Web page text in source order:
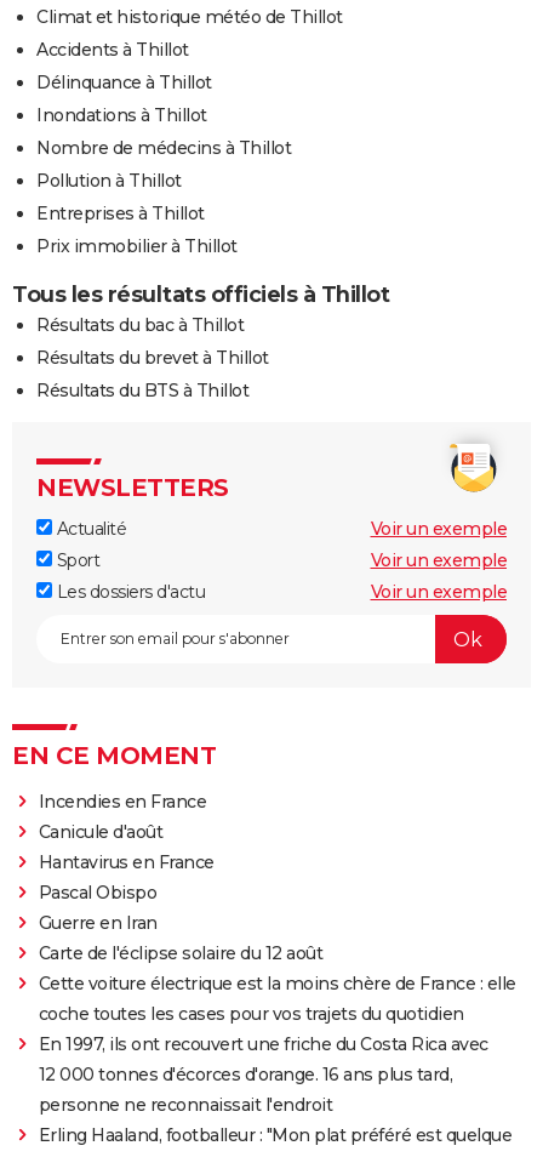
Climat et historique météo de Thillot
Accidents à Thillot
Délinquance à Thillot
Inondations à Thillot
Nombre de médecins à Thillot
Pollution à Thillot
Entreprises à Thillot
Prix immobilier à Thillot
Tous les résultats officiels à Thillot
Résultats du bac à Thillot
Résultats du brevet à Thillot
Résultats du BTS à Thillot
NEWSLETTERS
Actualité
Voir un exemple
Sport
Voir un exemple
Les dossiers d'actu
Voir un exemple
EN CE MOMENT
Incendies en France
Canicule d'août
Hantavirus en France
Pascal Obispo
Guerre en Iran
Carte de l'éclipse solaire du 12 août
Cette voiture électrique est la moins chère de France : elle
coche toutes les cases pour vos trajets du quotidien
En 1997, ils ont recouvert une friche du Costa Rica avec
12 000 tonnes d'écorces d'orange. 16 ans plus tard,
personne ne reconnaissait l'endroit
Erling Haaland, footballeur : "Mon plat préféré est quelque